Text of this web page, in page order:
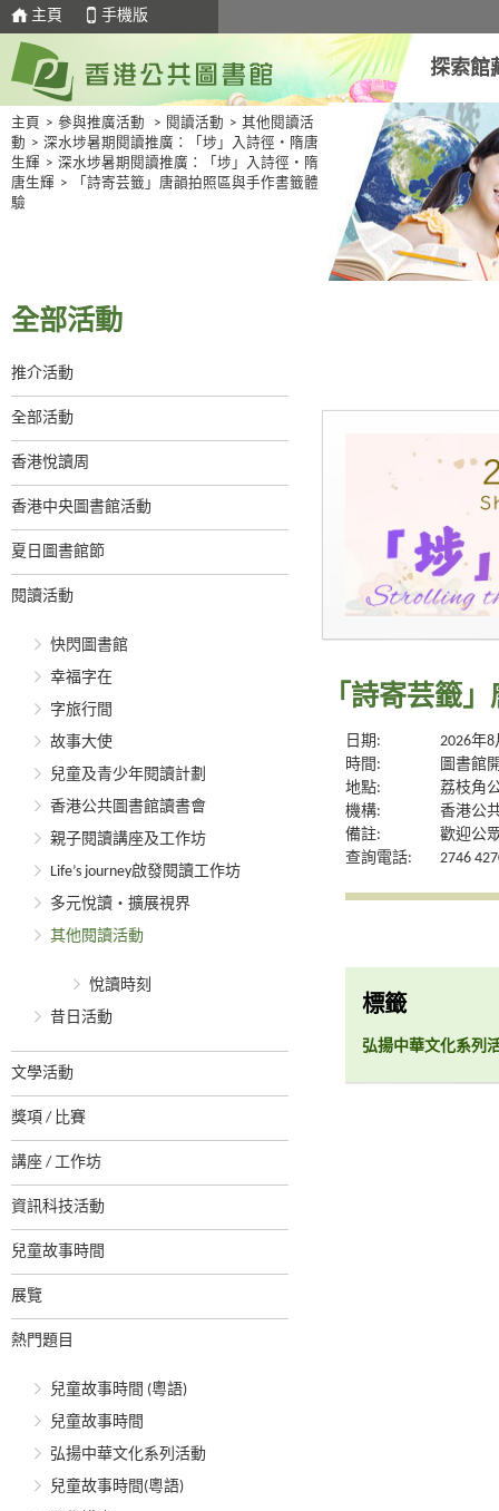
主頁 手機版
探索館
主頁 > 參與推廣活動 > 閱讀活動 > 其他閱讀活
動 > 深水埗暑期閱讀推廣：「埗」入詩徑・隋唐
生輝 > 深水埗暑期閱讀推廣：「埗」入詩徑・隋
唐生輝 >
「詩寄芸籤」唐韻拍照區與手作書籤體
驗
全部活動
推介活動
全部活動
香港悅讀周
香港中央圖書館活動
夏日圖書館節
閱讀活動
快閃圖書館
幸福字在
字旅行間
故事大使
兒童及青少年閱讀計劃
香港公共圖書館讀書會
親子閱讀講座及工作坊
Life’s journey啟發閱讀工作坊
多元悅讀‧擴展視界
其他閱讀活動
悅讀時刻
昔日活動
文學活動
獎項 / 比賽
講座 / 工作坊
資訊科技活動
兒童故事時間
展覽
熱門題目
兒童故事時間 (粵語)
兒童故事時間
弘揚中華文化系列活動
兒童故事時間(粵語)
「詩寄芸籤
日期:
2026年
時間:
圖書館
地點:
荔枝角
機構:
香港公
備註:
歡迎公
查詢電話:
2746
標籤
弘揚中華文化系列